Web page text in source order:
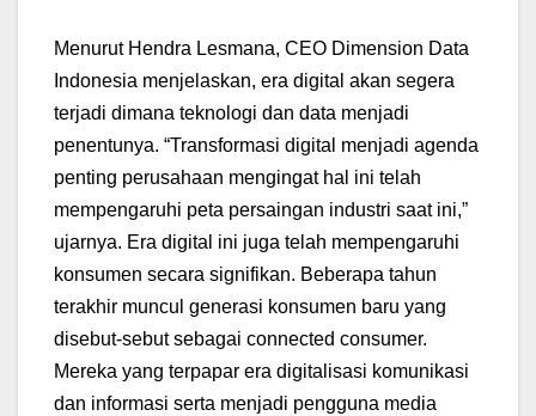
Menurut Hendra Lesmana, CEO Dimension Data
Indonesia menjelaskan, era digital akan segera
terjadi dimana teknologi dan data menjadi
penentunya. “Transformasi digital menjadi agenda
penting perusahaan mengingat hal ini telah
mempengaruhi peta persaingan industri saat ini,”
ujarnya. Era digital ini juga telah mempengaruhi
konsumen secara signifikan. Beberapa tahun
terakhir muncul generasi konsumen baru yang
disebut-sebut sebagai connected consumer.
Mereka yang terpapar era digitalisasi komunikasi
dan informasi serta menjadi pengguna media